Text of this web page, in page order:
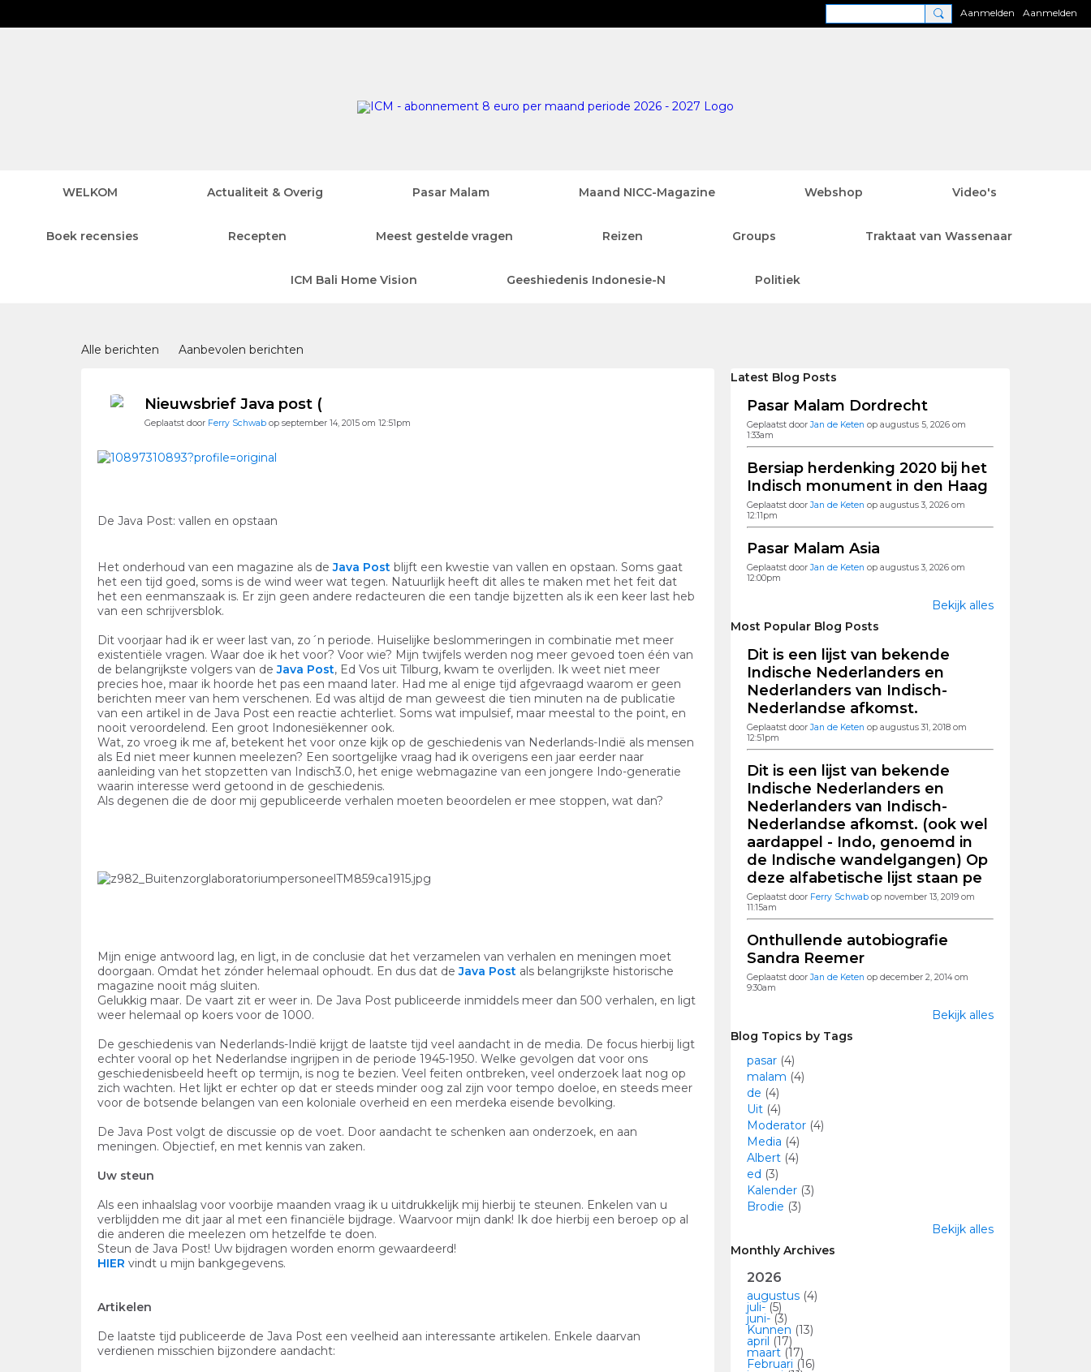
Aanmelden Aanmelden
WELKOM Actualiteit & Overig Pasar Malam Maand NICC-Magazine Webshop Video's
Boek recensies Recepten Meest gestelde vragen Reizen Groups Traktaat van Wassenaar
ICM Bali Home Vision Geeshiedenis Indonesie-N Politiek
Alle berichten
Aanbevolen berichten
Nieuwsbrief Java post (
Geplaatst door Ferry Schwab op september 14, 2015 om 12:51pm
De Java Post: vallen en opstaan
Het onderhoud van een magazine als deJava Post blijft een kwestie van vallen en opstaan. Soms gaat
het een tijd goed, soms is de wind weer wat tegen. Natuurlijk heeft dit alles te maken met het feit dat
het een eenmanszaak is. Er zijn geen andere redacteuren die een tandje bijzetten als ik een keer last heb
van een schrijversblok.
Dit voorjaar had ik er weer last van, zo´n periode. Huiselijke beslommeringen in combinatie met meer
existentiële vragen. Waar doe ik het voor? Voor wie? Mijn twijfels werden nog meer gevoed toen één van
de belangrijkste volgers van deJava Post, Ed Vos uit Tilburg, kwam te overlijden. Ik weet niet meer
precies hoe, maar ik hoorde het pas een maand later. Had me al enige tijd afgevraagd waarom er geen
berichten meer van hem verschenen. Ed was altijd de man geweest die tien minuten na de publicatie
van een artikel in de Java Post een reactie achterliet. Soms wat impulsief, maar meestal to the point, en
nooit veroordelend. Een groot Indonesiëkenner ook.
Wat, zo vroeg ik me af, betekent het voor onze kijk op de geschiedenis van Nederlands-Indië als mensen
als Ed niet meer kunnen meelezen? Een soortgelijke vraag had ik overigens een jaar eerder naar
aanleiding van het stopzetten van Indisch3.0, het enige webmagazine van een jongere Indo-generatie
waarin interesse werd getoond in de geschiedenis.
Als degenen die de door mij gepubliceerde verhalen moeten beoordelen er mee stoppen, wat dan?
Mijn enige antwoord lag, en ligt, in de conclusie dat het verzamelen van verhalen en meningen moet
doorgaan. Omdat het zónder helemaal ophoudt. En dus dat deJava Post als belangrijkste historische
magazine nooit mág sluiten.
Gelukkig maar. De vaart zit er weer in. De Java Post publiceerde inmiddels meer dan 500 verhalen, en ligt
weer helemaal op koers voor de 1000.
De geschiedenis van Nederlands-Indië krijgt de laatste tijd veel aandacht in de media. De focus hierbij ligt
echter vooral op het Nederlandse ingrijpen in de periode 1945-1950. Welke gevolgen dat voor ons
geschiedenisbeeld heeft op termijn, is nog te bezien. Veel feiten ontbreken, veel onderzoek laat nog op
zich wachten. Het lijkt er echter op dat er steeds minder oog zal zijn voor tempo doeloe, en steeds meer
voor de botsende belangen van een koloniale overheid en een merdeka eisende bevolking.
De Java Post volgt de discussie op de voet. Door aandacht te schenken aan onderzoek, en aan
meningen. Objectief, en met kennis van zaken.
Uw steun
Als een inhaalslag voor voorbije maanden vraag ik u uitdrukkelijk mij hierbij te steunen. Enkelen van u
verblijdden me dit jaar al met een financiële bijdrage. Waarvoor mijn dank! Ik doe hierbij een beroep op al
die anderen die meelezen om hetzelfde te doen.
Steun de Java Post! Uw bijdragen worden enorm gewaardeerd!
HIER vindt u mijn bankgegevens.
Artikelen
De laatste tijd publiceerde de Java Post een veelheid aan interessante artikelen. Enkele daarvan
verdienen misschien bijzondere aandacht:
Latest Blog Posts
Pasar Malam Dordrecht
Geplaatst doorJan de Keten op augustus 5, 2026 om
1:33am
Bersiap herdenking 2020 bij het
Indisch monument in den Haag
Geplaatst doorJan de Keten op augustus 3, 2026 om
12:11pm
Pasar Malam Asia
Geplaatst doorJan de Keten op augustus 3, 2026 om
12:00pm
Bekijk alles
Most Popular Blog Posts
Dit is een lijst van bekende
Indische Nederlanders en
Nederlanders van Indisch-
Nederlandse afkomst.
Geplaatst doorJan de Keten op augustus 31, 2018 om
12:51pm
Dit is een lijst van bekende
Indische Nederlanders en
Nederlanders van Indisch-
Nederlandse afkomst. (ook wel
aardappel - Indo, genoemd in
de Indische wandelgangen) Op
deze alfabetische lijst staan pe
Geplaatst door Ferry Schwab op november 13, 2019 om
11:15am
Onthullende autobiografie
Sandra Reemer
Geplaatst doorJan de Keten op december 2, 2014 om
9:30am
Bekijk alles
Blog Topics by Tags
pasar (4)
malam (4)
de (4)
Uit (4)
Moderator (4)
Media (4)
Albert (4)
ed (3)
Kalender (3)
Brodie (3)
Bekijk alles
Monthly Archives
2026
augustus (4)
juli-(5)
juni-(3)
Kunnen (13)
april (17)
maart (17)
Februari (16)